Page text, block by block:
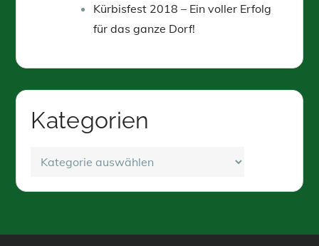
Kürbisfest 2018 – Ein voller Erfolg
für das ganze Dorf!
Kategorien
Kategorien